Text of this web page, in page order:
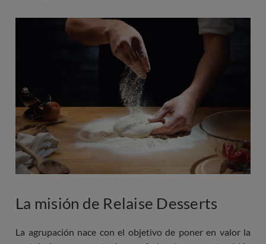
La misión de Relaise Desserts
La agrupación nace con el objetivo de poner en valor la